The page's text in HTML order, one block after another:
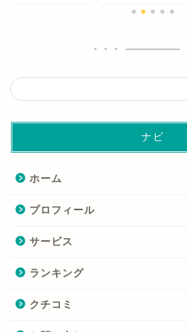
ナビ
ホーム
プロフィール
サービス
ランキング
クチコミ